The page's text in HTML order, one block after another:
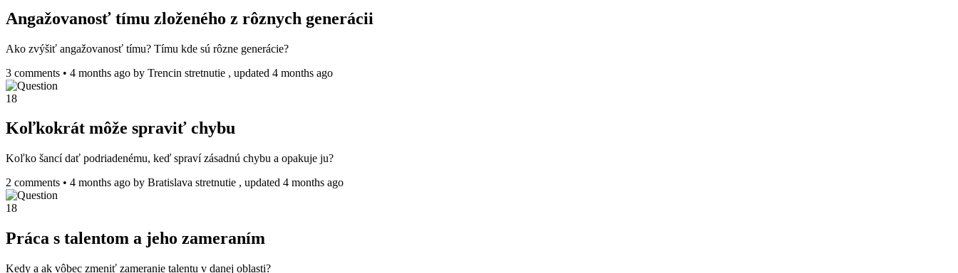
Angažovanosť tímu zloženého z rôznych generácii
Ako zvýšiť angažovanosť tímu? Tímu kde sú rôzne generácie?
3 comments • 4 months ago by Trencin stretnutie , updated 4 months ago
18
Koľkokrát môže spraviť chybu
Koľko šancí dať podriadenému, keď spraví zásadnú chybu a opakuje ju?
2 comments • 4 months ago by Bratislava stretnutie , updated 4 months ago
18
Práca s talentom a jeho zameraním
Kedy a ak vôbec zmeniť zameranie talentu v danej oblasti?